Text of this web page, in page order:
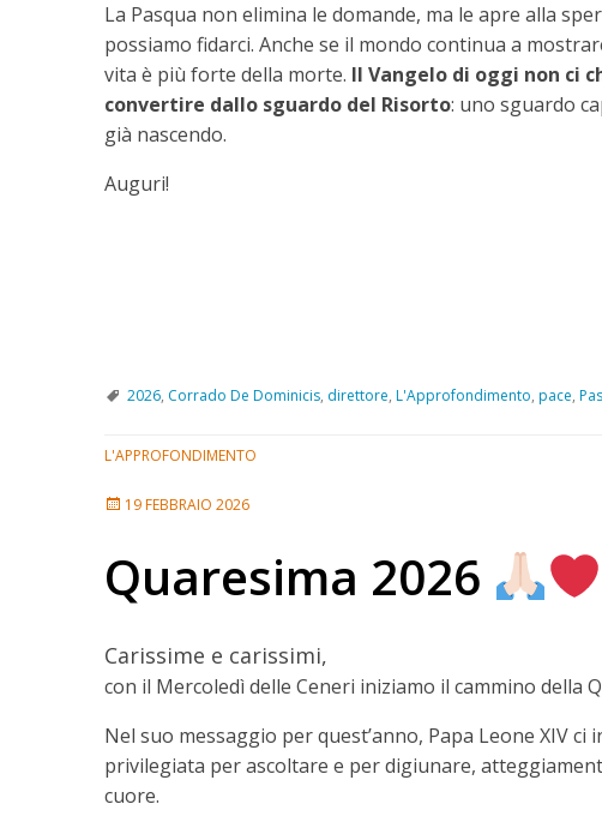
La Pasqua non elimina le domande, ma le apre alla
possiamo fidarci. Anche se il mondo continua a
vita è più forte della morte. Il Vangelo di oggi non ci
convertire dallo sguardo del Risorto: uno sguardo
già nascendo.
Auguri!
2026, Corrado De Dominicis, direttore, L'Approfondimento, pace,
L'APPROFONDIMENTO
19 FEBBRAIO 2026
Quaresima 2026
Carissime e carissimi,
con il Mercoledì delle Ceneri iniziamo il cammino della
Nel suo messaggio per quest’anno, Papa Leone XIV
privilegiata per ascoltare e per digiunare,
cuore.